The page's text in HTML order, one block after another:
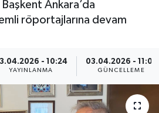
Ankara’da
röportajlarına devam
- 10:24
YAYINLANMA
03.04.2026 - 11:01
GÜNCELLEME